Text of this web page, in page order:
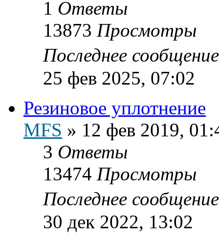
1 Ответы
13873 Просмотры
Последнее
25 фев 2025, 07:02
Резиновое уплотнение
MFS » 12 фев 2019,
3 Ответы
13474 Просмотры
Последнее
30 дек 2022, 13:02